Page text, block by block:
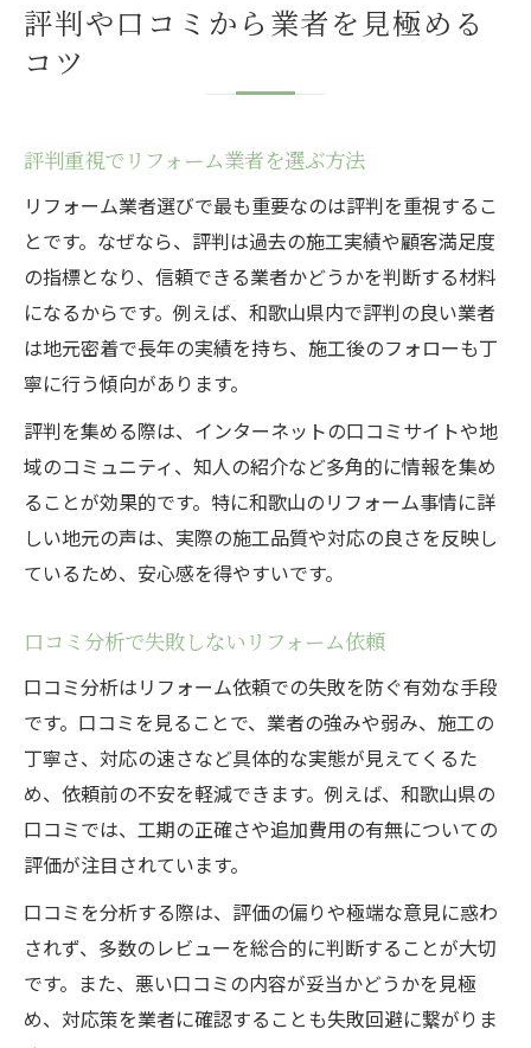
評判や口コミから業者を見極める
コツ
評判重視でリフォーム業者を選ぶ方法
リフォーム業者選びで最も重要なのは評判を重視するこ
とです。なぜなら、評判は過去の施工実績や顧客満足度
の指標となり、信頼できる業者かどうかを判断する材料
になるからです。例えば、和歌山県内で評判の良い業者
は地元密着で長年の実績を持ち、施工後のフォローも丁
寧に行う傾向があります。
評判を集める際は、インターネットの口コミサイトや地
域のコミュニティ、知人の紹介など多角的に情報を集め
ることが効果的です。特に和歌山のリフォーム事情に詳
しい地元の声は、実際の施工品質や対応の良さを反映し
ているため、安心感を得やすいです。
口コミ分析で失敗しないリフォーム依頼
口コミ分析はリフォーム依頼での失敗を防ぐ有効な手段
です。口コミを見ることで、業者の強みや弱み、施工の
丁寧さ、対応の速さなど具体的な実態が見えてくるた
め、依頼前の不安を軽減できます。例えば、和歌山県の
口コミでは、工期の正確さや追加費用の有無についての
評価が注目されています。
口コミを分析する際は、評価の偏りや極端な意見に惑わ
されず、多数のレビューを総合的に判断することが大切
です。また、悪い口コミの内容が妥当かどうかを見極
め、対応策を業者に確認することも失敗回避に繋がりま